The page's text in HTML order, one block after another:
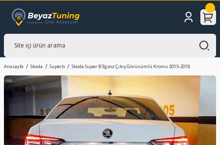
Anasayfa Skoda Superb Skoda Super B Egzoz Çıkış Görünümlü Kromu 2015-2018